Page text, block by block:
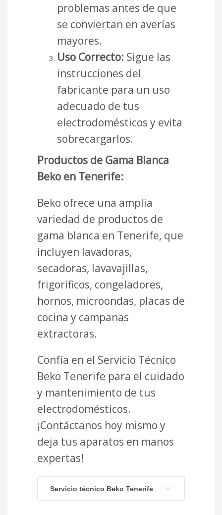
problemas antes de que
se conviertan en averías
mayores.
Uso Correcto: Sigue las
instrucciones del
fabricante para un uso
adecuado de tus
electrodomésticos y evita
sobrecargarlos.
Productos de Gama Blanca
Beko en Tenerife:
Beko ofrece una amplia
variedad de productos de
gama blanca en Tenerife, que
incluyen lavadoras,
secadoras, lavavajillas,
frigoríficos, congeladores,
hornos, microondas, placas de
cocina y campanas
extractoras.
Confía en el Servicio Técnico
Beko Tenerife para el cuidado
y mantenimiento de tus
electrodomésticos.
¡Contáctanos hoy mismo y
deja tus aparatos en manos
expertas!
Servicio técnico Beko Tenerife